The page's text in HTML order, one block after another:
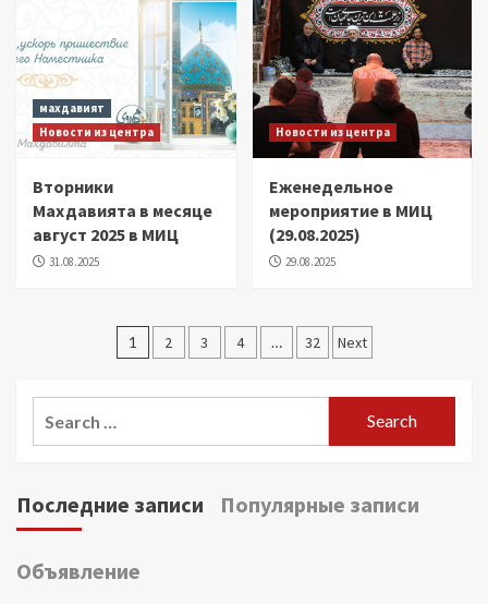
махдавият
Новости из центра
Вторники
Махдавията в месяце
август 2025 в МИЦ
31.08.2025
Новости из центра
Еженедельное
мероприятие в МИЦ
(29.08.2025)
29.08.2025
Posts
1 2 3 4 … 32 Next
Последние записи Популярные записи
Объявление